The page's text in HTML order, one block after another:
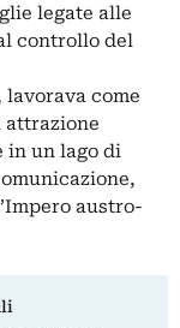
legate alle
controllo del
come
attrazione
in un lago di
austro-